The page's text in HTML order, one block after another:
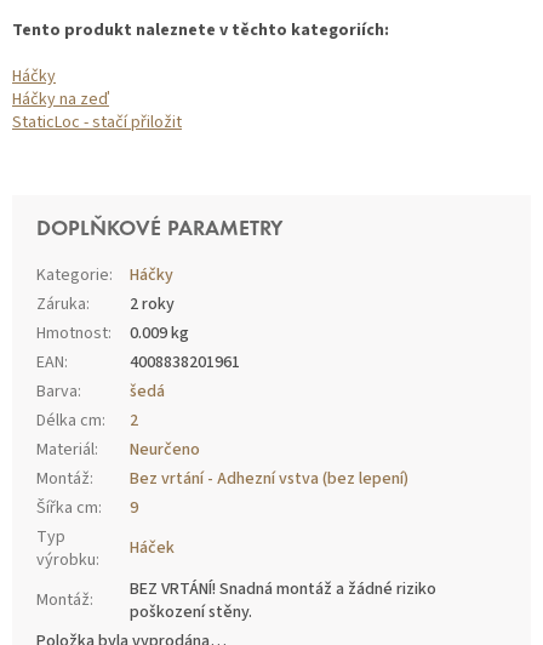
Tento produkt naleznete v těchto kategoriích:
Háčky
Háčky na zeď
StaticLoc - stačí přiložit
DOPLŇKOVÉ PARAMETRY
Kategorie:
Háčky
Záruka:
2 roky
Hmotnost:
0.009 kg
EAN:
4008838201961
Barva:
šedá
Délka cm:
2
Materiál:
Neurčeno
Montáž:
Bez vrtání - Adhezní vstva (bez lepení)
Šířka cm:
9
Typ
výrobku: Háček
Montáž:
BEZ VRTÁNÍ! Snadná montáž a žádné riziko
poškození stěny.